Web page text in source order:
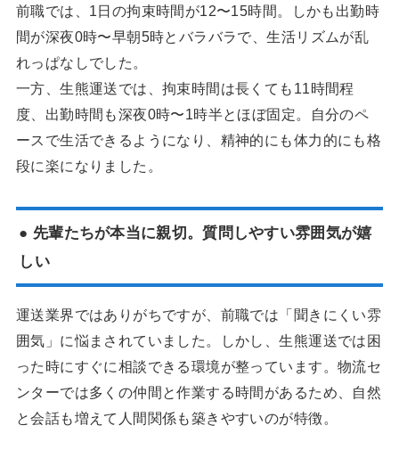
前職では、1日の拘束時間が12〜15時間。しかも出勤時
間が深夜0時〜早朝5時とバラバラで、生活リズムが乱
れっぱなしでした。
一方、生熊運送では、拘束時間は長くても11時間程
度、出勤時間も深夜0時〜1時半とほぼ固定。自分のペ
ースで生活できるようになり、精神的にも体力的にも格
段に楽になりました。
● 先輩たちが本当に親切。質問しやすい雰囲気が嬉
しい
運送業界ではありがちですが、前職では「聞きにくい雰
囲気」に悩まされていました。しかし、生熊運送では困
った時にすぐに相談できる環境が整っています。物流セ
ンターでは多くの仲間と作業する時間があるため、自然
と会話も増えて人間関係も築きやすいのが特徴。